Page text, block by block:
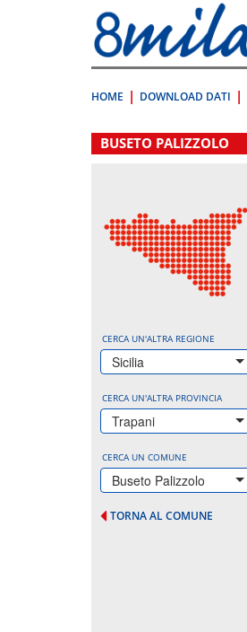
direttamente
a:
Contenuto
HOME DOWNLOAD DATI
.
BUSETO PALIZZOLO
CERCA UN'ALTRA REGIONE
Sicilia
CERCA UN'ALTRA PROVINCIA
Trapani
CERCA UN COMUNE
Buseto Palizzolo
TORNA AL COMUNE